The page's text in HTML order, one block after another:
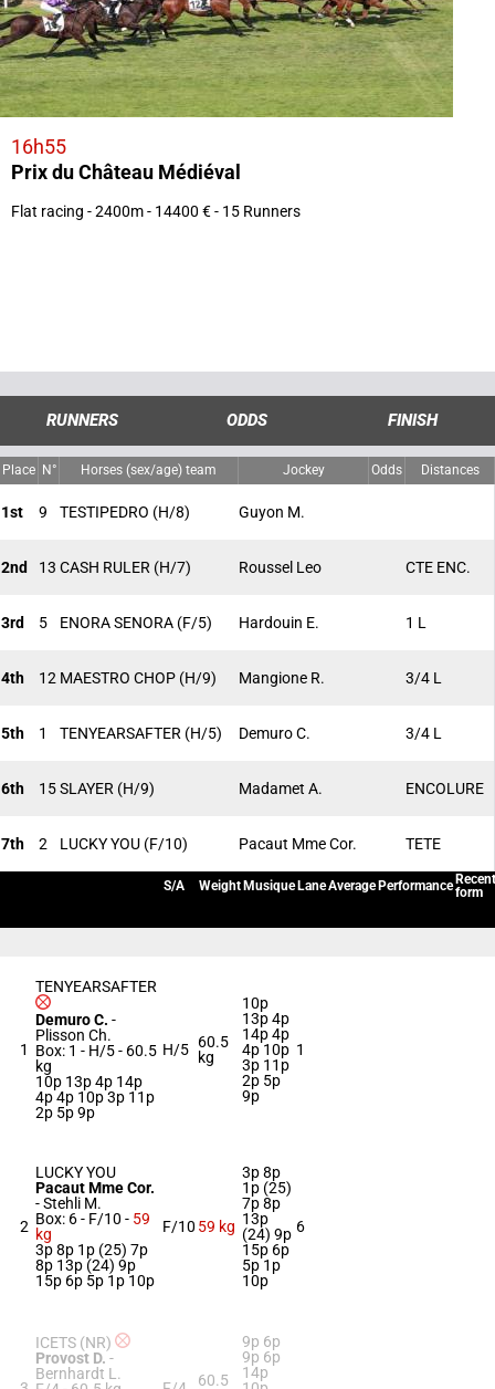
16h55
Prix du Château Médiéval
Flat racing - 2400m - 14400 € - 15 Runners
RUNNERS ODDS FINISH
Place N° Horses (sex/age) team Jockey Odds Distances
1st 9 TESTIPEDRO (H/8) Guyon M.
2nd 13 CASH RULER (H/7) Roussel Leo CTE ENC.
3rd 5 ENORA SENORA (F/5) Hardouin E. 1 L
4th 12 MAESTRO CHOP (H/9) Mangione R. 3/4 L
5th 1 TENYEARSAFTER (H/5) Demuro C. 3/4 L
6th 15SLAYER (H/9) Madamet A. ENCOLURE
7th 2 LUCKY YOU (F/10) Pacaut Mme Cor. TETE
S/A Weight Musique LaneAverage Performance Recent
form
1
TENYEARSAFTER
Demuro C. -
Plisson Ch.
Box: 1 - H/5 - 60.5
kg
10p 13p 4p 14p
4p 4p 10p 3p 11p
2p 5p 9p
H/5 60.5
kg
10p
13p 4p
14p 4p
4p 10p
3p 11p
2p 5p
9p
1
2
LUCKY YOU
Pacaut Mme Cor.
-Stehli M.
Box: 6 - F/10 - 59
kg
3p 8p 1p (25) 7p
8p 13p (24) 9p
15p 6p 5p 1p 10p
F/10 59 kg
3p 8p
1p (25)
7p 8p
13p
(24) 9p
15p 6p
5p 1p
10p
6
ICETS (NR)
Provost D. -
Bernhardt L.
60.5
9p 6p
9p 6p
14p